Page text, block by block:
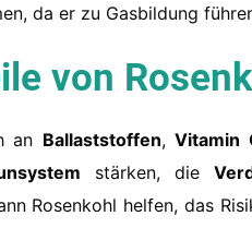
da er zu Gasbildung
von
an Ballaststoffen,Vitamin
stärken, die
Rosenkohl helfen, das